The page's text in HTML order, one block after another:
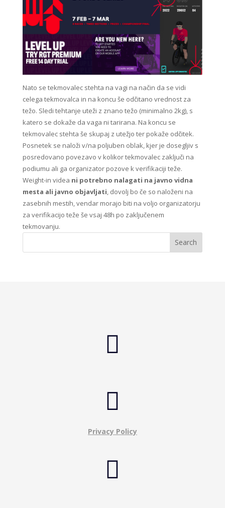
Nato se tekmovalec stehta na vagi na način da se vidi
celega tekmovalca in na koncu še odčitano vrednost za
težo. Sledi tehtanje uteži z znano težo (minimalno 2kg), s
katero se dokaže da vaga ni tarirana. Na koncu se
tekmovalec stehta še skupaj z utežjo ter pokaže odčitek.
Posnetek se naloži v/na poljuben oblak, kjer je dosegljiv s
posredovano povezavo v kolikor tekmovalec zaključi na
podiumu ali ga organizator pozove k verifikaciji teže.
Weight-in videa ni potrebno nalagati na javno vidna
mesta ali javno objavljati, dovolj bo če so naloženi na
zasebnih mestih, vendar morajo biti na voljo organizatorju
za verifikacijo teže še vsaj 48h po zaključenem
tekmovanju.


Privacy Policy
